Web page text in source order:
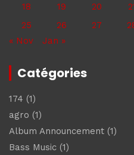
18
19 20
25
26 27
« Nov
Jan »
Catégories
174 (1)
agro (1)
Album Announcement (1)
Bass Music (1)